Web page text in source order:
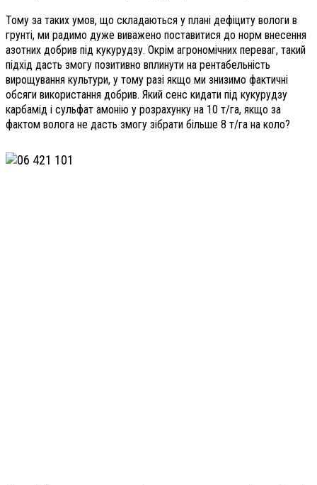
Тому за таких умов, що складаються у плані дефіциту вологи в
грунті, ми радимо дуже виважено поставитися до норм внесення
азотних добрив під кукурудзу. Окрім агрономічних переваг, такий
підхід дасть змогу позитивно вплинути на рентабельність
вирощування культури, у тому разі якщо ми знизимо фактичні
обсяги використання добрив. Який сенс кидати під кукурудзу
карбамід і сульфат амонію у розрахунку на 10 т/га, якщо за
фактом волога не дасть змогу зібрати більше 8 т/га на коло?